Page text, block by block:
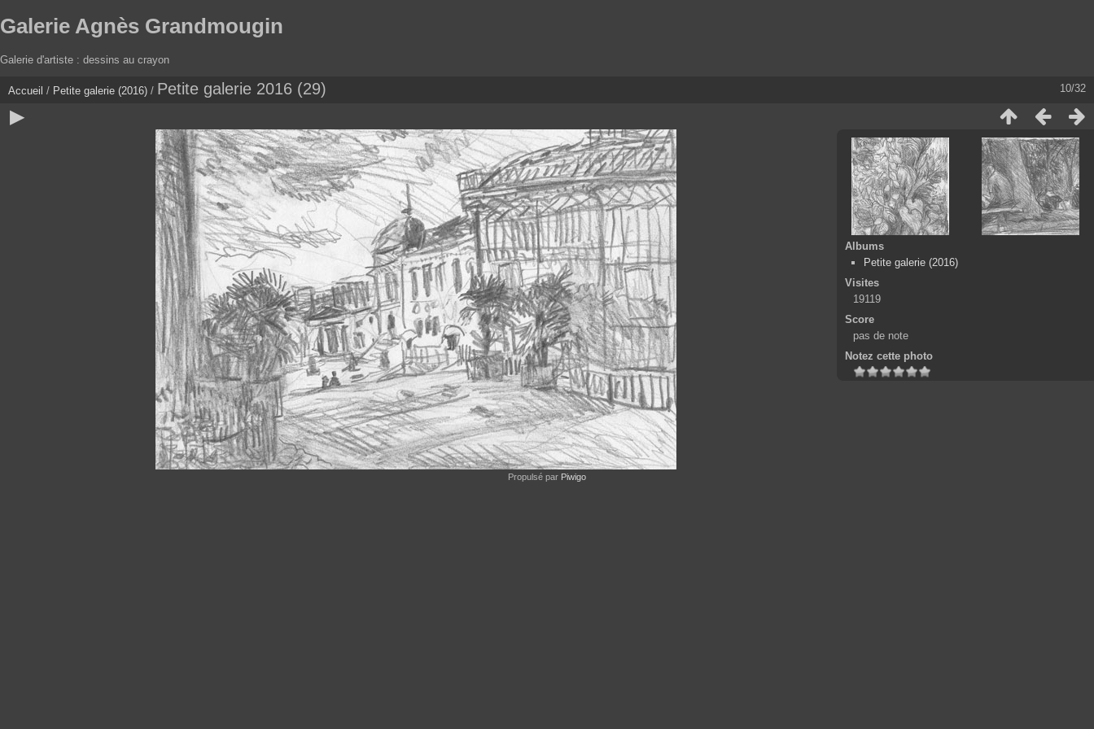
Galerie Agnès Grandmougin
Galerie d'artiste : dessins au crayon
10/32
Accueil / Petite galerie (2016) / Petite galerie 2016 (29)
Albums
Petite galerie (2016)
Visites
19119
Score
pas de note
Notez cette photo
Propulsé par Piwigo